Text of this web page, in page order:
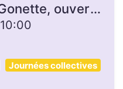
Journée collective Gonette, ouverte à toutes et tous
10:00
Journées collectives